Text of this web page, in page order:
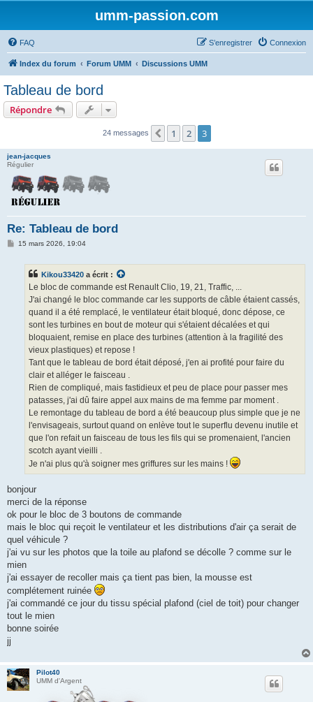
umm-passion.com
FAQ Connexion
S’enregistrer
Index du forum Forum UMM Discussions UMM
Tableau de bord
Répondre
24 messages Précédente
1 2 3
jean-jacques
Régulier
Re: Tableau de bord
M15 mars 2026, 19:04
Kikou33420 a écrit :
Le bloc de commande est Renault Clio, 19, 21, Traffic, ...
J'ai changé le bloc commande car les supports de câble étaient cassés,
quand il a été remplacé, le ventilateur était bloqué, donc dépose, ce
sont les turbines en bout de moteur qui s'étaient décalées et qui
bloquaient, remise en place des turbines (attention à la fragilité des
vieux plastiques) et repose !
Tant que le tableau de bord était déposé, j'en ai profité pour faire du
clair et alléger le faisceau .
Rien de compliqué, mais fastidieux et peu de place pour passer mes
patasses, j'ai dû faire appel aux mains de ma femme par moment .
Le remontage du tableau de bord a été beaucoup plus simple que je ne
l'envisageais, surtout quand on enlève tout le superflu devenu inutile et
que l'on refait un faisceau de tous les fils qui se promenaient, l'ancien
scotch ayant vieilli .
Je n'ai plus qu'à soigner mes griffures sur les mains !
bonjour
merci de la réponse
ok pour le bloc de 3 boutons de commande
mais le bloc qui reçoit le ventilateur et les distributions d'air ça serait de
quel véhicule ?
j'ai vu sur les photos que la toile au plafond se décolle ? comme sur le
mien
j'ai essayer de recoller mais ça tient pas bien, la mousse est
complétement ruinée
j'ai commandé ce jour du tissu spécial plafond (ciel de toit) pour changer
tout le mien
bonne soirée
jj
Pilot40
UMM d'Argent